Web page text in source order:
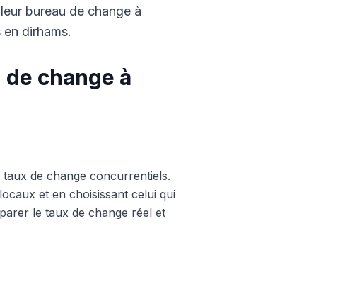
bureau de change à
dirhams.
change à
de change concurrentiels.
et en choisissant celui qui
le taux de change réel et